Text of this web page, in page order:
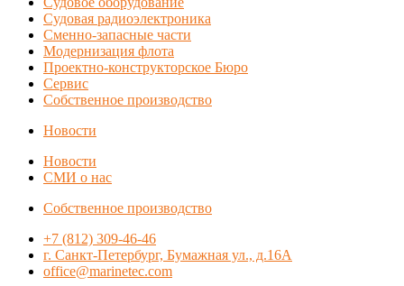
Судовая радиоэлектроника
Сменно-запасные части
Модернизация флота
Проектно-конструкторское Бюро
Сервис
Собственное производство
Новости
Новости
СМИ о нас
Собственное производство
+7 (812) 309-46-46
г. Санкт-Петербург, Бумажная ул., д.16А
office@marinetec.com